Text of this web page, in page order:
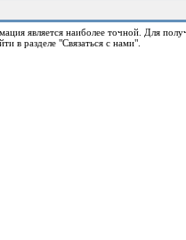
является наиболее точной. Для
в разделе "Связаться с нами".